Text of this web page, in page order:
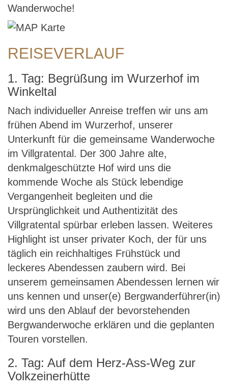
Wanderwoche!
REISEVERLAUF
1. Tag: Begrüßung im Wurzerhof im
Winkeltal
Nach individueller Anreise treffen wir uns am
frühen Abend im Wurzerhof, unserer
Unterkunft für die gemeinsame Wanderwoche
im Villgratental. Der 300 Jahre alte,
denkmalgeschützte Hof wird uns die
kommende Woche als Stück lebendige
Vergangenheit begleiten und die
Ursprünglichkeit und Authentizität des
Villgratental spürbar erleben lassen. Weiteres
Highlight ist unser privater Koch, der für uns
täglich ein reichhaltiges Frühstück und
leckeres Abendessen zaubern wird. Bei
unserem gemeinsamen Abendessen lernen wir
uns kennen und unser(e) Bergwanderführer(in)
wird uns den Ablauf der bevorstehenden
Bergwanderwoche erklären und die geplanten
Touren vorstellen.
2. Tag: Auf dem Herz-Ass-Weg zur
Volkzeinerhütte